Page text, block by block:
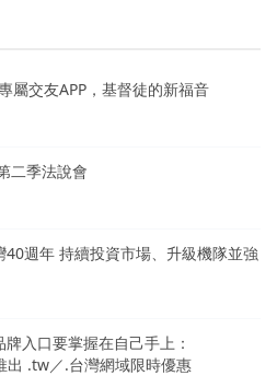
屬交友APP，基督徒的新福音
二季法說會
40週年 持續投資市場、升級機隊並強
入口要掌握在自己手上：
出 .tw／.台灣網域限時優惠